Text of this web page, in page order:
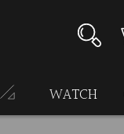
WATCH